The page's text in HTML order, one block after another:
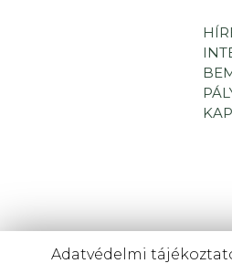
Adatvédelmi